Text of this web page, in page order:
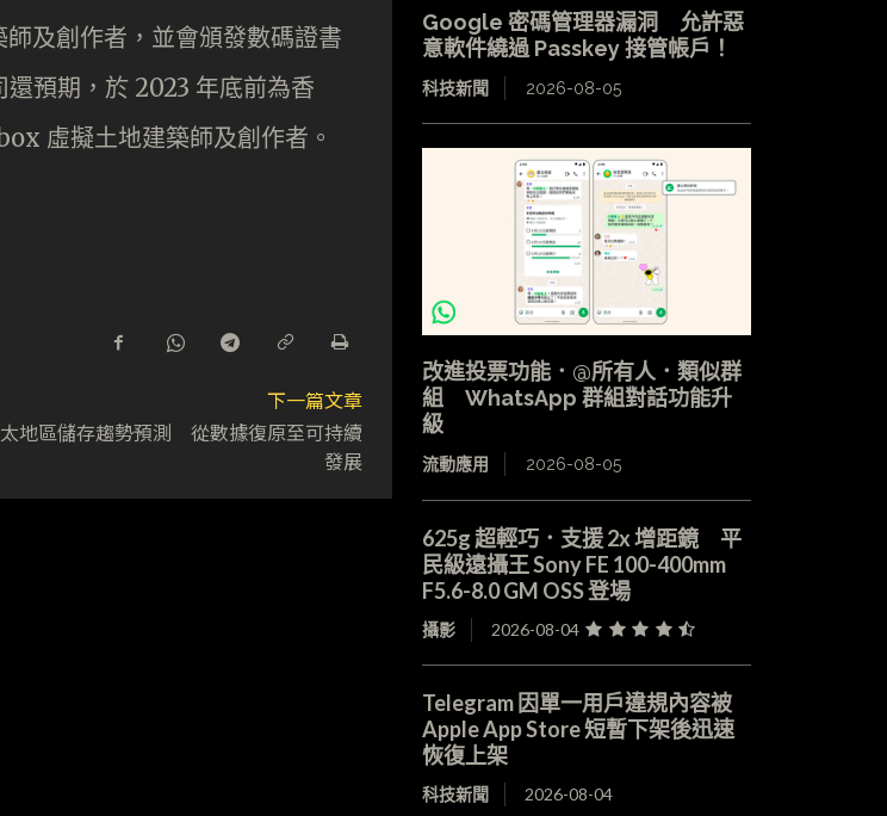
及創作者，並會頒發數碼證書
預期，於 2023 年底前為香
虛擬土地建築師及創作者。
下一篇文章
地區儲存趨勢預測 從數據復原至可持續
發展
Google 密碼管理器漏洞 允許惡
意軟件繞過 Passkey 接管帳戶！
科技新聞 2026-08-05
改進投票功能．@所有人．類似群
組 WhatsApp 群組對話功能升
級
流動應用 2026-08-05
625g 超輕巧．支援 2x 增距鏡 平
民級遠攝王 Sony FE 100-400mm
F5.6-8.0 GM OSS 登場
攝影 2026-08-04
Telegram 因單一用戶違規內容被
Apple App Store 短暫下架後迅速
恢復上架
科技新聞 2026-08-04